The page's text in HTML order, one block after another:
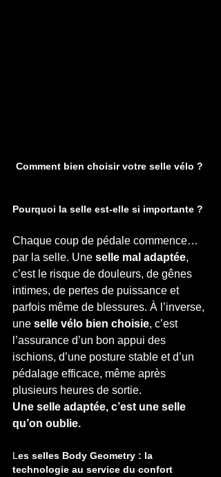
Comment bien choisir votre selle vélo ?
Pourquoi la selle est-elle si importante ?
Chaque coup de pédale commence…
par la selle. Une selle mal adaptée,
c’est le risque de douleurs, de gênes
intimes, de pertes de puissance et
parfois même de blessures. À l’inverse,
une selle vélo bien choisie, c’est
l’assurance d’un bon appui des
ischions, d’une posture stable et d’un
pédalage efficace, même après
plusieurs heures de sortie.
Une selle adaptée, c’est une selle
qu’on oublie.
L es selles Body Geometry : la
technologie au service du confort